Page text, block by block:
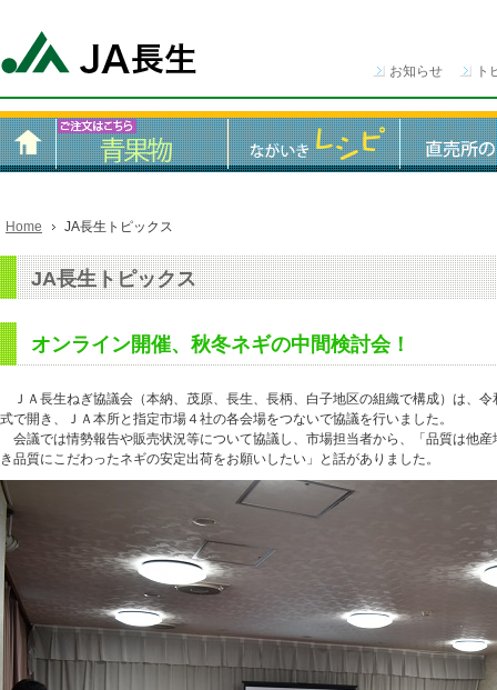
お知らせ ト
Home JA長生トピックス
JA長生トピックス
オンライン開催、秋冬ネギの中間検討会！
ＪＡ長生ねぎ協議会（本納、茂原、長生、長柄、白子地区の組織で構成）は、
式で開き、ＪＡ本所と指定市場４社の各会場をつないで協議を行いました。
会議では情勢報告や販売状況等について協議し、市場担当者から、「品質は他
き品質にこだわったネギの安定出荷をお願いしたい」と話がありました。